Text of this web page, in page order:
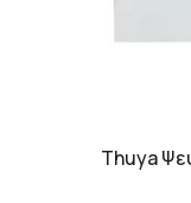
Thuya